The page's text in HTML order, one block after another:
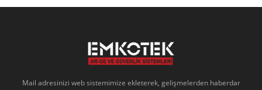
Mail adresinizi web sistemimize ekleterek, gelişmelerden haberdar